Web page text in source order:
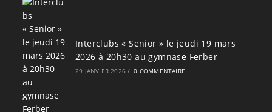
Interclubs « Senior » le jeudi 19 mars
2026 à 20h30 au gymnase Ferber
29 JANVIER 2026 / 0 COMMENTAIRE